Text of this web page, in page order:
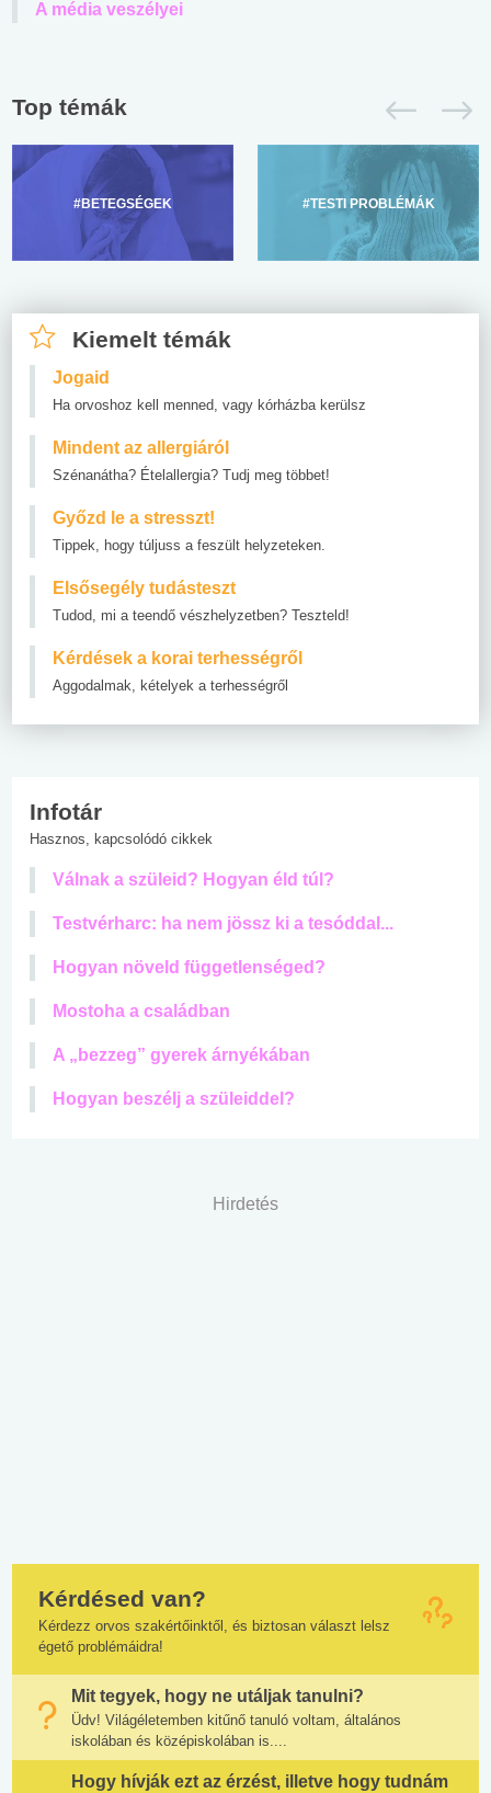
A média veszélyei
Top témák
#BETEGSÉGEK #TESTI PROBLÉMÁK
Kiemelt témák
Jogaid
Ha orvoshoz kell menned, vagy kórházba kerülsz
Mindent az allergiáról
Szénanátha? Ételallergia? Tudj meg többet!
Győzd le a stresszt!
Tippek, hogy túljuss a feszült helyzeteken.
Elsősegély tudásteszt
Tudod, mi a teendő vészhelyzetben? Teszteld!
Kérdések a korai terhességről
Aggodalmak, kételyek a terhességről
Infotár
Hasznos, kapcsolódó cikkek
Válnak a szüleid? Hogyan éld túl?
Testvérharc: ha nem jössz ki a tesóddal...
Hogyan növeld függetlenséged?
Mostoha a családban
A „bezzeg” gyerek árnyékában
Hogyan beszélj a szüleiddel?
Hirdetés
Kérdésed van?
Kérdezz orvos szakértőinktől, és biztosan választ lelsz
égető problémáidra!
Mit tegyek, hogy ne utáljak tanulni?
Üdv! Világéletemben kitűnő tanuló voltam, általános
iskolában és középiskolában is....
Hogy hívják ezt az érzést, illetve hogy tudnám